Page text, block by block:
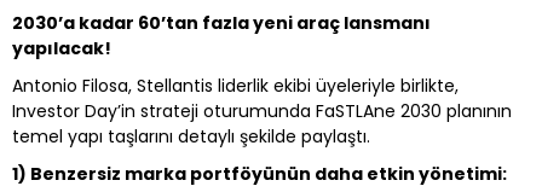
2030’a kadar 60’tan fazla yeni araç lansmanı
yapılacak!
Antonio Filosa, Stellantis liderlik ekibi üyeleriyle birlikte,
Investor Day’in strateji oturumunda FaSTLAne 2030 planının
temel yapı taşlarını detaylı şekilde paylaştı.
1) Benzersiz marka portföyünün daha etkin yönetimi: